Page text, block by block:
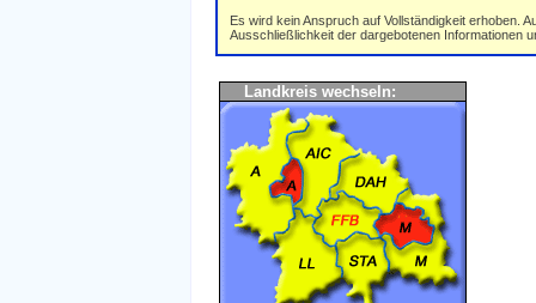
Es wird kein Anspruch auf Vollständigkeit erhoben.
Ausschließlichkeit der dargebotenen Informationen
Landkreis wechseln: